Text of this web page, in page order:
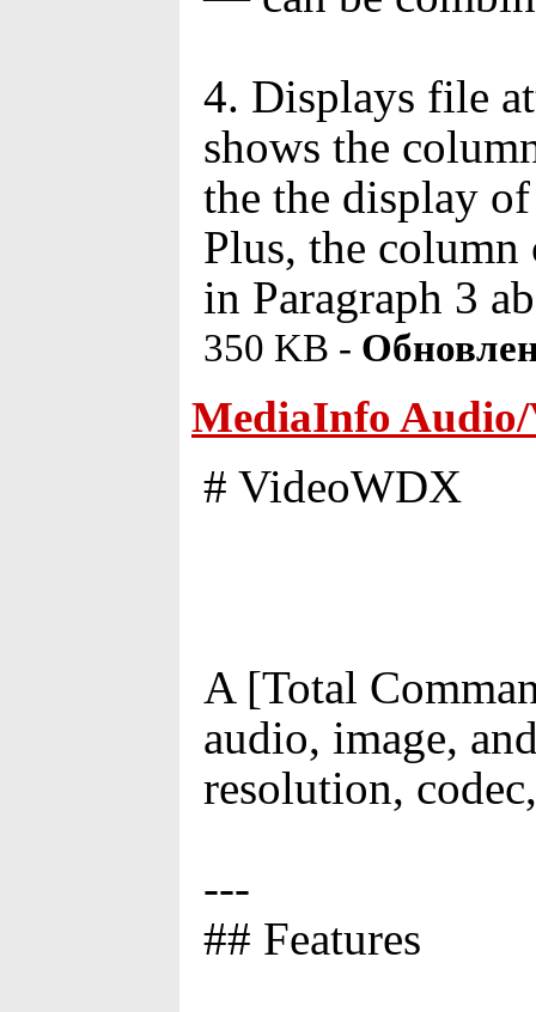
4. Displays file
shows the
the the display
Plus, the
in Paragraph 3
350 KB -
MediaInfo Audio/
# VideoWDX
A [Total
audio, image,
resolution,
---
## Features